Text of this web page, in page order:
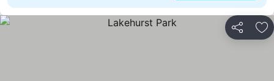
Condividi